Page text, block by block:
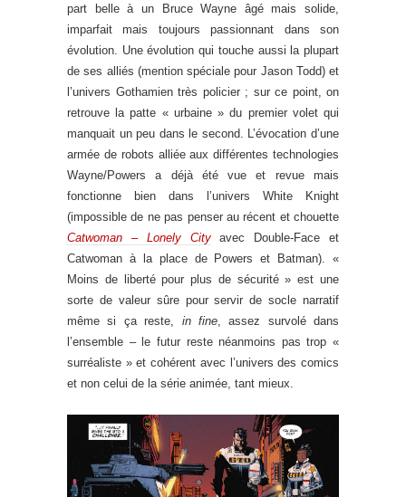
part belle à un Bruce Wayne âgé mais solide,
imparfait mais toujours passionnant dans son
évolution. Une évolution qui touche aussi la plupart
de ses alliés (mention spéciale pour Jason Todd) et
l’univers Gothamien très policier ; sur ce point, on
retrouve la patte « urbaine » du premier volet qui
manquait un peu dans le second. L’évocation d’une
armée de robots alliée aux différentes technologies
Wayne/Powers a déjà été vue et revue mais
fonctionne bien dans l’univers White Knight
(impossible de ne pas penser au récent et chouette
Catwoman – Lonely Cityavec Double-Face et
Catwoman à la place de Powers et Batman). «
Moins de liberté pour plus de sécurité » est une
sorte de valeur sûre pour servir de socle narratif
même si ça reste, in fine, assez survolé dans
l’ensemble – le futur reste néanmoins pas trop «
surréaliste » et cohérent avec l’univers des comics
et non celui de la série animée, tant mieux.